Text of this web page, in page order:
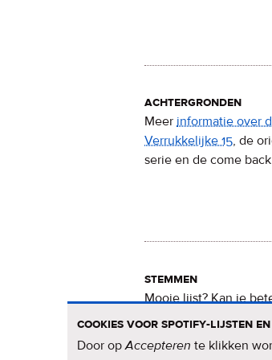
achtergronden
Meer informatie over
Verrukkelijke 15, de
serie en de come
stemmen
Mooie lijst? Kan ie
nu voor de
cookies voor spotify-lijsten en
Door opAccepteren te klikken